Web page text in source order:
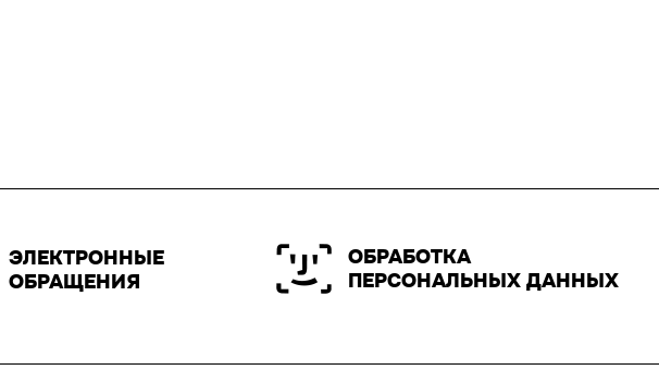
ЭЛЕКТРОННЫЕ
ОБРАЩЕНИЯ
ОБРАБОТКА
ПЕРСОНАЛЬНЫХ ДАННЫХ